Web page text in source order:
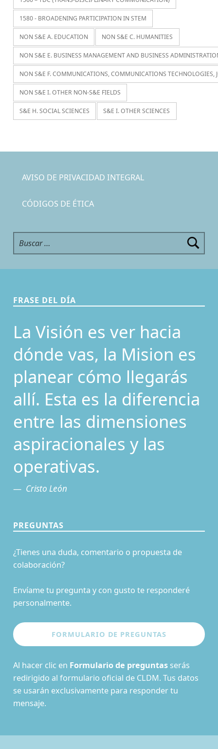
1580 - BROADENING PARTICIPATION IN STEM
NON S&E A. EDUCATION NON S&E C. HUMANITIES
NON S&E E. BUSINESS MANAGEMENT AND BUSINESS
NON S&E F. COMMUNICATIONS, COMMUNICATIONS TECHNOLOGIES,
NON S&E I. OTHER NON-S&E FIELDS
S&E H. SOCIAL SCIENCES S&E I. OTHER SCIENCES
AVISO DE PRIVACIDAD INTEGRAL
CÓDIGOS DE ÉTICA
Buscar:
FRASE DEL DÍA
La Visión es ver hacia
dónde vas, la Mision es
planear cómo llegarás
allí. Esta es la diferencia
entre las dimensiones
aspiracionales y las
operativas.
Cristo León
PREGUNTAS
¿Tienes una duda, comentario o propuesta de
colaboración?
Envíame tu pregunta y con gusto te responderé
personalmente.
Al hacer clic en Formulario de preguntasserás
redirigido al formulario oficial de CLDM. Tus datos
se usarán exclusivamente para responder tu
mensaje.